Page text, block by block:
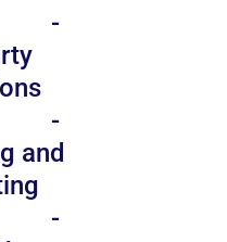
and